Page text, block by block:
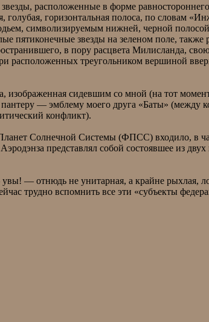
расположенные в форме
горизонтальная полоса, по словам
символизируемым нижней, черной полосой
пятиконечные звезды на зеленом поле,
в пору расцвета Милисланда,
треугольником вершиной
изображенная сидевшим со мной (на тот
— эмблему моего друга «Баты» (между
конфликт).
Солнечной Системы (ФПСС) входило, в
представлял собой состоявшее из
— отнюдь не унитарная, а крайне рыхлая,
трудно вспомнить все эти «субъекты